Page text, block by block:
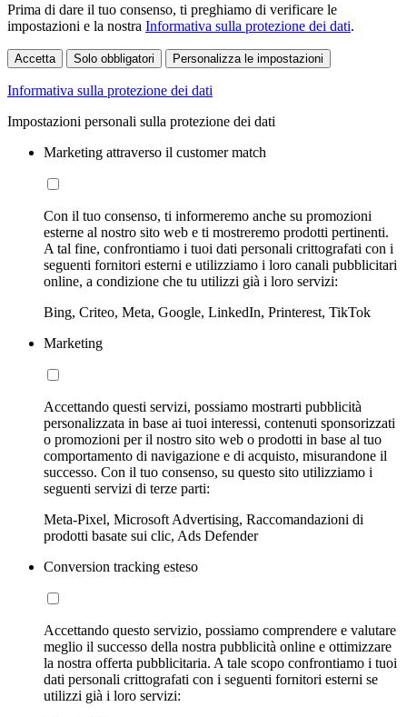
Prima di dare il tuo consenso, ti preghiamo di verificare le
impostazioni e la nostra Informativa sulla protezione dei dati.
Accetta Solo obbligatori Personalizza le impostazioni
Informativa sulla protezione dei dati
Impostazioni personali sulla protezione dei dati
Marketing attraverso il customer match
Con il tuo consenso, ti informeremo anche su promozioni
esterne al nostro sito web e ti mostreremo prodotti pertinenti.
A tal fine, confrontiamo i tuoi dati personali crittografati con i
seguenti fornitori esterni e utilizziamo i loro canali pubblicitari
online, a condizione che tu utilizzi già i loro servizi:
Bing, Criteo, Meta, Google, LinkedIn, Printerest, TikTok
Marketing
Accettando questi servizi, possiamo mostrarti pubblicità
personalizzata in base ai tuoi interessi, contenuti sponsorizzati
o promozioni per il nostro sito web o prodotti in base al tuo
comportamento di navigazione e di acquisto, misurandone il
successo. Con il tuo consenso, su questo sito utilizziamo i
seguenti servizi di terze parti:
Meta-Pixel, Microsoft Advertising, Raccomandazioni di
prodotti basate sui clic, Ads Defender
Conversion tracking esteso
Accettando questo servizio, possiamo comprendere e valutare
meglio il successo della nostra pubblicità online e ottimizzare
la nostra offerta pubblicitaria. A tale scopo confrontiamo i tuoi
dati personali crittografati con i seguenti fornitori esterni se
utilizzi già i loro servizi: